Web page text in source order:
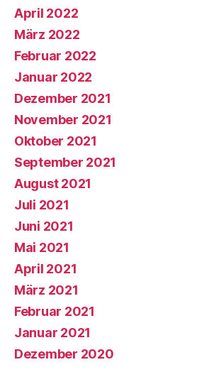
April 2022
März 2022
Februar 2022
Januar 2022
Dezember 2021
November 2021
Oktober 2021
September 2021
August 2021
Juli 2021
Juni 2021
Mai 2021
April 2021
März 2021
Februar 2021
Januar 2021
Dezember 2020